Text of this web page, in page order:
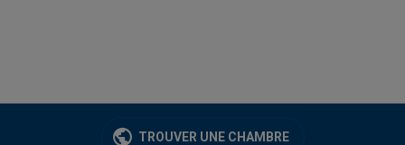
TROUVER UNE CHAMBRE